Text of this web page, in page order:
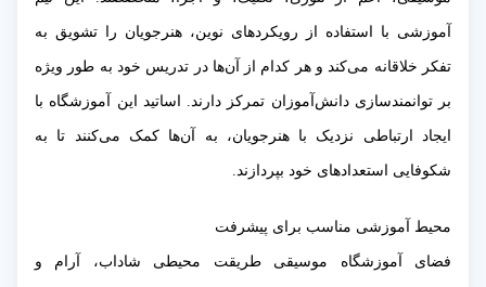
آموزشی با استفاده از رویکردهای نوین، هنرجویان را تشویق به
تفکر خلاقانه می‌کند و هر کدام از آن‌ها در تدریس خود به طور ویژه
بر توانمندسازی دانش‌آموزان تمرکز دارند. اساتید این آموزشگاه با
ایجاد ارتباطی نزدیک با هنرجویان، به آن‌ها کمک می‌کنند تا به
شکوفایی استعدادهای خود بپردازند.
محیط آموزشی مناسب برای پیشرفت
فضای آموزشگاه موسیقی طریقت محیطی شاداب، آرام و